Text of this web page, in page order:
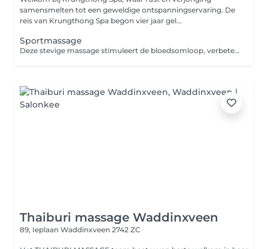
samensmelten tot een geweldige ontspanningservaring. De
reis van Krungthong Spa begon vier jaar gel...
Sportmassage
Deze stevige massage stimuleert de bloedsomloop, verbetert de conditie van de spieren en zorgt voor meer flexibiliteit. Dankzij een sportmassage kunnen blessures zowel behandeld als voorkomen worden.
Thaiburi massage Waddinxveen
89, Ieplaan Waddinxveen 2742 ZC